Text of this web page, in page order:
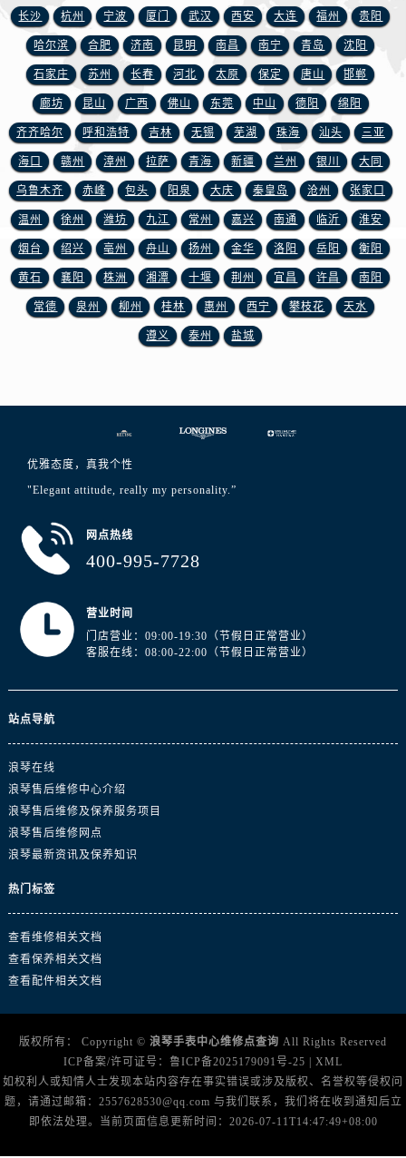
山东省莱芜市文化南路8号银座商城名表维修一楼名表维修浪琴售后服务中心（需提前预约）
山东省临沂市兰山区解放路浪琴售后服务中心（需提前预约）
山东省日照市东港区烟台路浪琴售后服务中心（需提前预约）
山东省泰安市泰山区财源街道泰山大街浪琴售后服务中心（需提前预约）
山东省威海市环翠区新威海路89号振华商厦一楼名表维修浪琴售后服务中心（需提前预约）
山东省潍坊市奎文区东风东街浪琴售后服务中心（需提前预约）
山东省枣庄市滕州市北辛路与善国路交叉口浪琴售后服务中心（需提前预约）
山东省淄博市张店区金晶大道浪琴售后服务中心（需提前预约）
上海市黄浦区南京东路299号宏伊国际广场写字楼8层806室浪琴售后服务中心（需提前预约）
上海市徐汇区虹桥路3号港汇中心2座37层3705室浪琴售后服务中心（需提前预约）
浙江省杭州市上城区钱江路1366号华润大厦A座5层503-5室浪琴售后服务中心（需提前预约）
浙江省湖州市吴兴区劳动路浪琴售后服务中心（需提前预约）
浙江省嘉兴市南湖区广益路705号嘉兴世界贸易中心A座13层1304室浪琴售后服务中心（需提前预约）
广东省阳江市江城区东风一路浪琴售后服务中心（需提前预约）
广东省云浮市云城区金山路浪琴售后服务中心（需提前预约）
长沙 杭州 宁波 厦门 武汉 西安 大连 福州 贵阳
哈尔滨 合肥 济南 昆明 南昌 南宁 青岛 沈阳
石家庄 苏州 长春 河北 太原 保定 唐山 邯郸
廊坊 昆山 广西 佛山 东莞 中山 德阳 绵阳
齐齐哈尔 呼和浩特 吉林 无锡 芜湖 珠海 汕头 三亚
海口 赣州 漳州 拉萨 青海 新疆 兰州 银川 大同
乌鲁木齐 赤峰 包头 阳泉 大庆 秦皇岛 沧州 张家口
温州 徐州 潍坊 九江 常州 嘉兴 南通 临沂 淮安
烟台 绍兴 亳州 舟山 扬州 金华 洛阳 岳阳 衡阳
黄石 襄阳 株洲 湘潭 十堰 荆州 宜昌 许昌 南阳
常德 泉州 柳州 桂林 惠州 西宁 攀枝花 天水
遵义 泰州 盐城
优雅态度，真我个性
"Elegant attitude, really my personality.”
网点热线
400-995-7728
营业时间
门店营业：09:00-19:30（节假日正常营业）
客服在线：08:00-22:00（节假日正常营业）
站点导航
浪琴在线
浪琴售后维修中心介绍
浪琴售后维修及保养服务项目
浪琴售后维修网点
浪琴最新资讯及保养知识
热门标签
查看维修相关文档
查看保养相关文档
查看配件相关文档
版权所有： Copyright © 浪琴手表中心维修点查询 All Rights Reserved
ICP备案/许可证号： 鲁ICP备2025179091号-25
XML
如权利人或知情人士发现本站内容存在事实错误或涉及版权、名誉权等侵权问
题，请通过邮箱：2557628530@qq.com 与我们联系，我们将在收到通知后立
即依法处理。当前页面信息更新时间：2026-07-11T14:47:49+08:00